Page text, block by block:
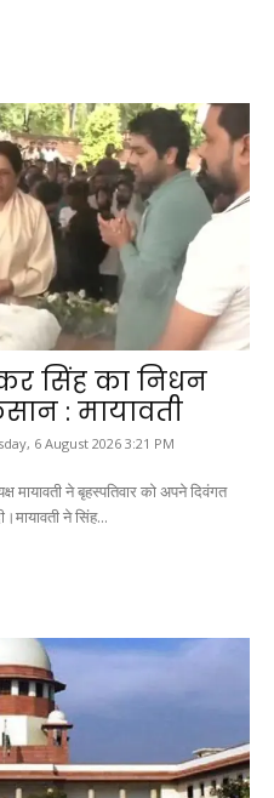
सिंह का निधन
: मायावती
6 August 2026 3:21 PM
ने बृहस्पतिवार को अपने दिवंगत
ने सिंह...